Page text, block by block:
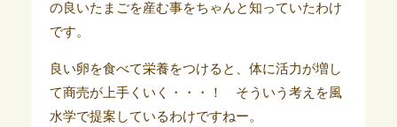
の良いたまごを産む事をちゃんと知っていたわけ
です。
良い卵を食べて栄養をつけると、体に活力が増し
て商売が上手くいく・・・！ そういう考えを風
水学で提案しているわけですねー。